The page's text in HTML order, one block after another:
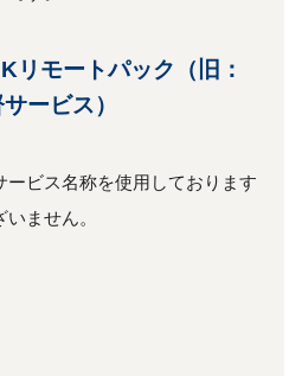
モートパック（旧：
ービス）
ビス名称を使用しております
ません。